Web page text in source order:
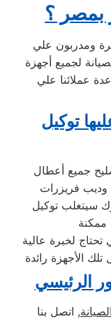
بمصر ؟
ومدربون علي
لجميع أجهزة
عملائنا علي
توكيل
جميع أعطال
سيتغلب توكيل
لخبرة عالية
الأجهزة رائدة
الرئيسي
, اتصل بنا